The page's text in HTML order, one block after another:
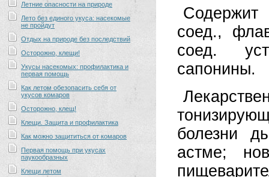
Летние опасности на природе
Лето без единого укуса: насекомые
не пройдут
Отдых на природе без последствий
Осторожно, клещи!
Укусы насекомых: профилактика и
первая помощь
Как летом обезопасить себя от
укусов комаров
Осторожно, клещ!
Клещи. Защита и профилактика
Как можно защититься от комаров
Первая помощь при укусах
паукообразных
Клещи летом
соед.,
соед.
сапонины.
болезни
астме;